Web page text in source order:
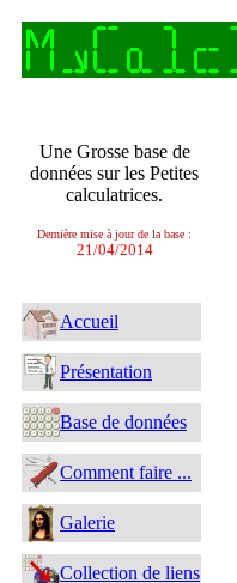
Une Grosse base de
données sur les Petites
calculatrices.
Dernière mise à jour de la base :
21/04/2014
Accueil
Présentation
Base de données
Comment faire ...
Galerie
Collection de liens